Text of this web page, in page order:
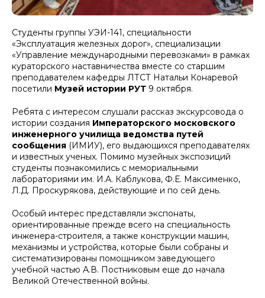
Студенты группы УЭИ-141, специальности
«Эксплуатация железных дорог», специализации
«Управление международными перевозками» в рамках
кураторского наставничества вместе со старшим
преподавателем кафедры ЛТСТ Натальи Конаревой
посетили Музей истории РУТ 9 октября.
Ребята с интересом слушали рассказ экскурсовода о
истории создания Императорского московского
инженерного училища ведомства путей
сообщения (ИМИУ), его выдающихся преподавателях
и известных ученых. Помимо музейных экспозиций
студенты познакомились с мемориальными
лабораториями им. И.А. Каблукова, Ф.Е. Максименко,
Л.Д. Проскурякова, действующие и по сей день.
Особый интерес представляли экспонаты,
ориентированные прежде всего на специальность
инженера-строителя, а также конструкции машин,
механизмы и устройства, которые были собраны и
систематизированы помощником заведующего
учебной частью А.В. Постниковым еще до начала
Великой Отечественной войны.